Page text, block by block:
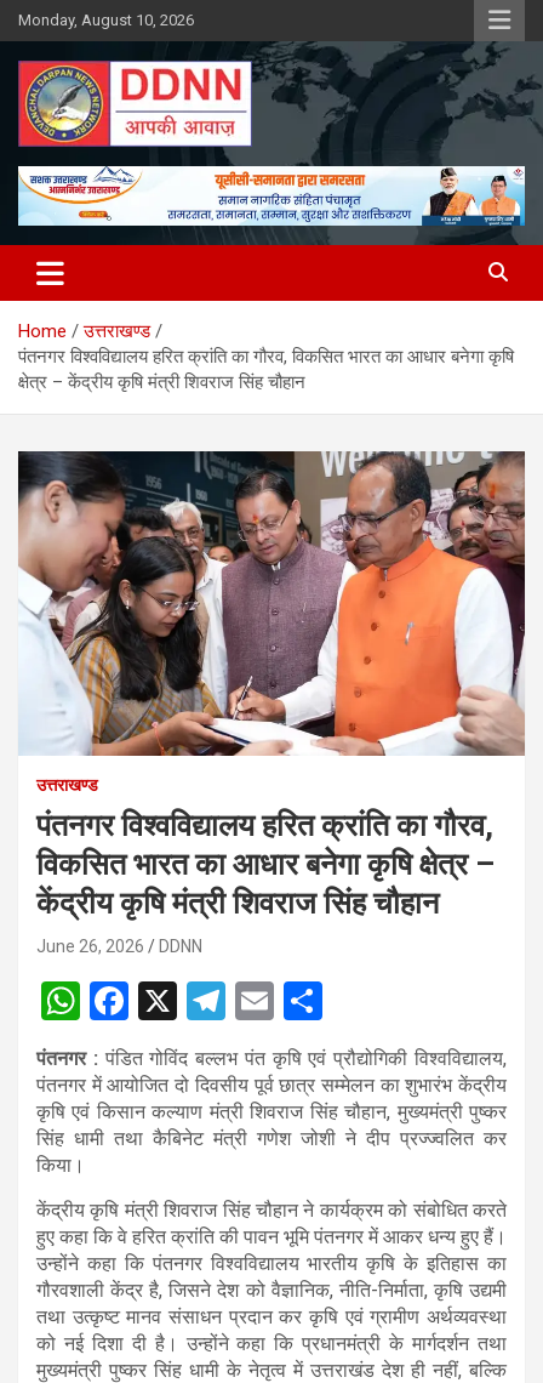
Skip
to
content
Monday, August 10, 2026
DDNN
Home
उत्तराखण्ड
पंतनगर विश्वविद्यालय हरित क्रांति का गौरव, विकसित भारत का आधार बनेगा कृषि
क्षेत्र – केंद्रीय कृषि मंत्री शिवराज सिंह चौहान
उत्तराखण्ड
पंतनगर विश्वविद्यालय हरित क्रांति का गौरव,
विकसित भारत का आधार बनेगा कृषि क्षेत्र –
केंद्रीय कृषि मंत्री शिवराज सिंह चौहान
June 26, 2026 DDNN
W
h
at
s
A
p
p
F
ce
b
o
o
k
X
T
el
e
gr
a
m
E
m
ail
h
ar
e
पंतनगर : पंडित गोविंद बल्लभ पंत कृषि एवं प्रौद्योगिकी विश्वविद्यालय,
पंतनगर में आयोजित दो दिवसीय पूर्व छात्र सम्मेलन का शुभारंभ केंद्रीय
कृषि एवं किसान कल्याण मंत्री शिवराज सिंह चौहान, मुख्यमंत्री पुष्कर
सिंह धामी तथा कैबिनेट मंत्री गणेश जोशी ने दीप प्रज्ज्वलित कर
किया।
केंद्रीय कृषि मंत्री शिवराज सिंह चौहान ने कार्यक्रम को संबोधित करते
हुए कहा कि वे हरित क्रांति की पावन भूमि पंतनगर में आकर धन्य हुए हैं।
उन्होंने कहा कि पंतनगर विश्वविद्यालय भारतीय कृषि के इतिहास का
गौरवशाली केंद्र है, जिसने देश को वैज्ञानिक, नीति-निर्माता, कृषि उद्यमी
तथा उत्कृष्ट मानव संसाधन प्रदान कर कृषि एवं ग्रामीण अर्थव्यवस्था
को नई दिशा दी है। उन्होंने कहा कि प्रधानमंत्री के मार्गदर्शन तथा
मुख्यमंत्री पुष्कर सिंह धामी के नेतृत्व में उत्तराखंड देश ही नहीं, बल्कि